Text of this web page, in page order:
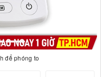
để phóng to